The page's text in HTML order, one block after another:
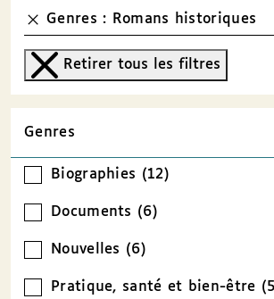
Genres : Romans historiques
Retirer tous les filtres
Genres
Biographies (12)
Documents (6)
Nouvelles (6)
Pratique, santé et bien-être